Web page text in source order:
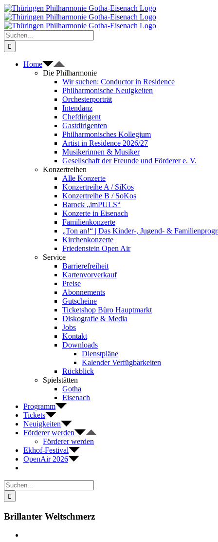
Zum
Inhalt
springen
Suche
nach:
Home
Die Philharmonie
Wir suchen: Conductor in Residence
Philharmonische Neuigkeiten
Orchesterporträt
Intendanz
Chefdirigent
Gastdirigenten
Philharmonisches Kollegium
Artist in Residence 2026/27
Musikerinnen & Musiker
Gesellschaft der Freunde und Förderer e. V.
Konzertreihen
Alle Konzerte
Konzertreihe A / SiKos
Konzertreihe B / SoKos
Barock „imPULS“
Konzerte in Eisenach
Familienkonzerte
„Ton an!“ | Das Kinder-, Jugend- &
Kirchenkonzerte
Friedenstein Open Air
Service
Barrierefreiheit
Kartenvorverkauf
Preise
Abonnements
Gutscheine
Ticketshop Büro Hauptmarkt
Diskografie & Media
Jobs
Kontakt
Downloads
Dienstpläne
Kalender Verfügbarkeiten
Rückblick
Spielstätten
Gotha
Eisenach
Programm
Tickets
Neuigkeiten
Förderer werden
Förderer werden
Ekhof-Festival
OpenAir 2026
Suche
nach:
Brillanter Weltschmerz